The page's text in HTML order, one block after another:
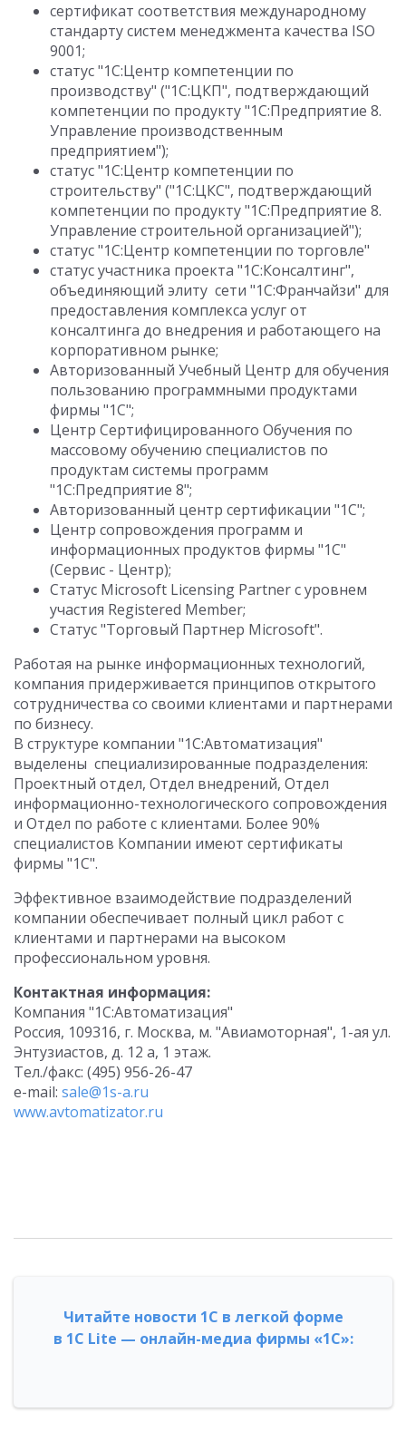
сертификат соответствия международному
стандарту систем менеджмента качества ISO
9001;
статус "1С:Центр компетенции по
производству" ("1С:ЦКП", подтверждающий
компетенции по продукту "1С:Предприятие 8.
Управление производственным
предприятием");
статус "1С:Центр компетенции по
строительству" ("1С:ЦКС", подтверждающий
компетенции по продукту "1С:Предприятие 8.
Управление строительной организацией");
статус "1С:Центр компетенции по торговле"
статус участника проекта "1С:Консалтинг",
объединяющий элиту сети "1С:Франчайзи" для
предоставления комплекса услуг от
консалтинга до внедрения и работающего на
корпоративном рынке;
Авторизованный Учебный Центр для обучения
пользованию программными продуктами
фирмы "1С";
Центр Сертифицированного Обучения по
массовому обучению специалистов по
продуктам системы программ
"1С:Предприятие 8";
Авторизованный центр сертификации "1С";
Центр сопровождения программ и
информационных продуктов фирмы "1С"
(Сервис - Центр);
Статус Microsoft Licensing Partner с уровнем
участия Registered Member;
Статус "Торговый Партнер Microsoft".
Работая на рынке информационных технологий,
компания придерживается принципов открытого
сотрудничества со своими клиентами и партнерами
по бизнесу.
В структуре компании "1С:Автоматизация"
выделены специализированные подразделения:
Проектный отдел, Отдел внедрений, Отдел
информационно-технологического сопровождения
и Отдел по работе с клиентами. Более 90%
специалистов Компании имеют сертификаты
фирмы "1С".
Эффективное взаимодействие подразделений
компании обеспечивает полный цикл работ с
клиентами и партнерами на высоком
профессиональном уровня.
Контактная информация:
Компания "1С:Автоматизация"
Россия, 109316, г. Москва, м. "Авиамоторная", 1-ая ул.
Энтузиастов, д. 12 а, 1 этаж.
Тел./факс: (495) 956-26-47
e-mail: sale@1s-a.ru
www.avtomatizator.ru
Читайте новости 1С в легкой форме
в 1С Lite — онлайн-медиа фирмы «1С»: